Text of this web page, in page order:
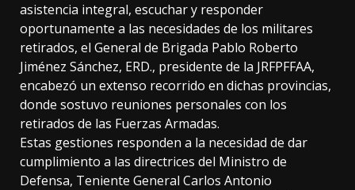
asistencia integral, escuchar y responder
oportunamente a las necesidades de los militares
retirados, el General de Brigada Pablo Roberto
Jiménez Sánchez, ERD., presidente de la JRFPFFAA,
encabezó un extenso recorrido en dichas provincias,
donde sostuvo reuniones personales con los
retirados de las Fuerzas Armadas.
Estas gestiones responden a la necesidad de dar
cumplimiento a las directrices del Ministro de
Defensa, Teniente General Carlos Antonio